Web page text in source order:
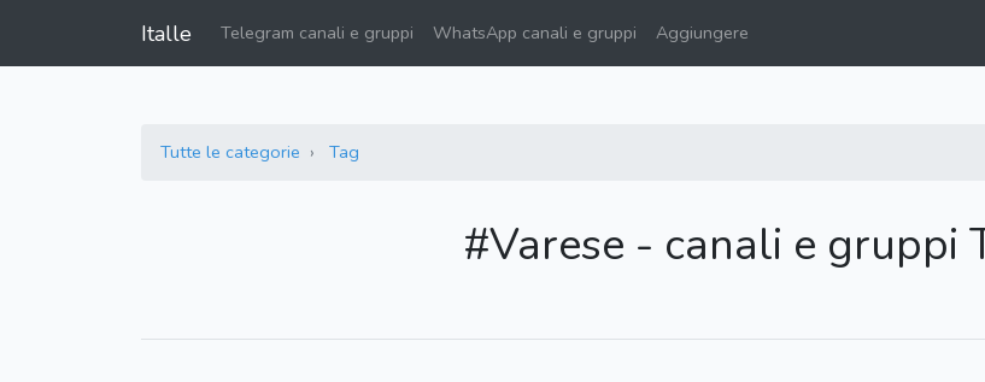
Italle Telegram canali e gruppi WhatsApp canali e gruppi Aggiungere
Tutte le categorie Tag
#Varese - canali e gruppi